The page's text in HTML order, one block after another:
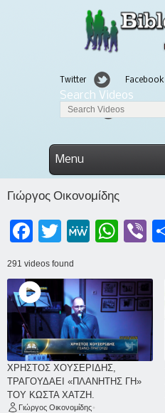
Twitter Facebook
Linkedin
Search Videos
Menu
Γιώργος Οικονομίδης
Facebook Twitter MeWe WhatsAppViber
291 videos found
ΧΡΗΣΤΟΣ ΧΟΥΣΕΡΙΔΗΣ,
ΤΡΑΓΟΥΔΑΕΙ «ΠΛΑΝΗΤΗΣ ΓΗ»
ΤΟΥ ΚΩΣΤΑ ΧΑΤΖΗ.
Γιώργος Οικονομίδης•